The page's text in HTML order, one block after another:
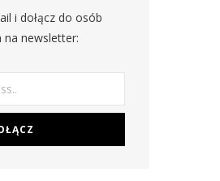
i dołącz do osób
na newsletter: